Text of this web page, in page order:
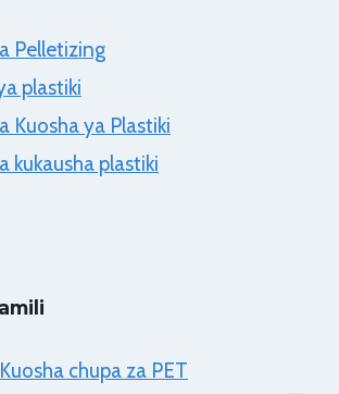
Pelletizing
plastiki
Kuosha ya Plastiki
kukausha plastiki
chupa za PET